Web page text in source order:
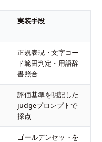
実装手段
正規表現・文字コー
ド範囲判定・用語辞
書照合
評価基準を明記した
judgeプロンプトで
採点
ゴールデンセットを